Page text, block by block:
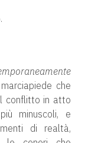
che
conflitto in atto
minuscoli, e
di realtà,